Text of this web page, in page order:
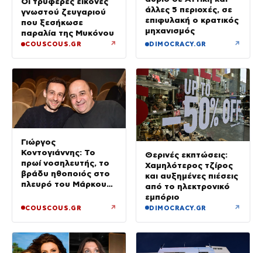
γνωστού ζευγαριού
που ξεσήκωσε
παραλία της Μυκόνου
COUSCOUS.GR ↗
άλλες 5 περιοχές, σε
επιφυλακή ο κρατικός
μηχανισμός
DIMOCRACY.GR ↗
Γιώργος
Κοντογιάννης: Το
πρωί νοσηλευτής, το
βράδυ ηθοποιός στο
πλευρό του Μάρκου
COUSCOUS.GR ↗
Θερινές εκπτώσεις:
Χαμηλότερος τζίρος
και αυξημένες πιέσεις
από το ηλεκτρονικό
εμπόριο
DIMOCRACY.GR ↗